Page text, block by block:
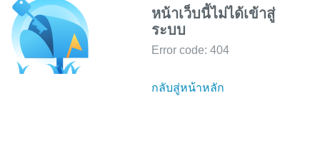
หน้าเว็บนี้ไม่ได้เข้าสู่
ระบบ
Error code: 404
กลับสู่หน้าหลัก